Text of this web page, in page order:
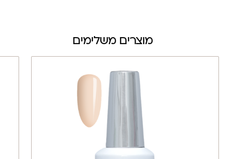
מוצרים משלימים